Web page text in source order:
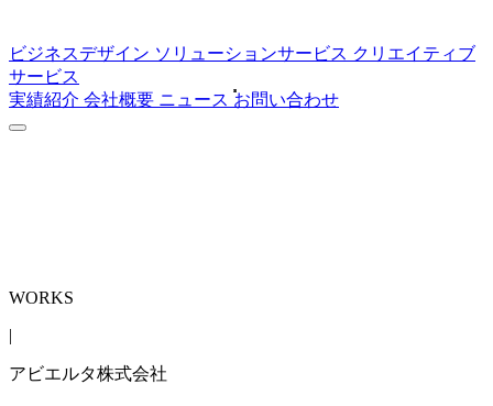
ビジネスデザイン ソリューションサービス クリエイティブ
サービス
実績紹介 会社概要 ニュース お問い合わせ
WORKS
|
アビエルタ株式会社